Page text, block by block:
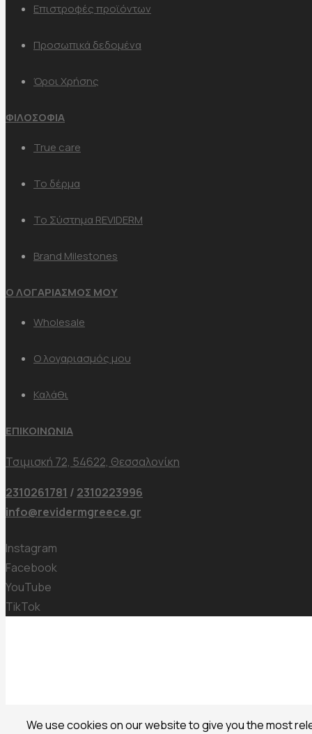
Επιστροφές προϊόντων
Προσωπικά δεδομένα
Όροι Χρήσης
ΦΙΛΟΣΟΦΙΑ
True care
Το δέρμα
Το Σύστημα REVIDERM
Brand Milestones
Ο ΛΟΓΑΡΙΑΣΜΟΣ ΜΟΥ
Wholesale
Ο λογαριασμός μου
Καλάθι
ΕΠΙΚΟΙΝΩΝΙΑ
Τσιμισκή 72, 54622, Θεσσαλονίκη
2310261781 / 2310223996
info@revidermgreece.gr
Instagram
Facebook
YouTube
TikTok
We use cookies on our website to give you the most